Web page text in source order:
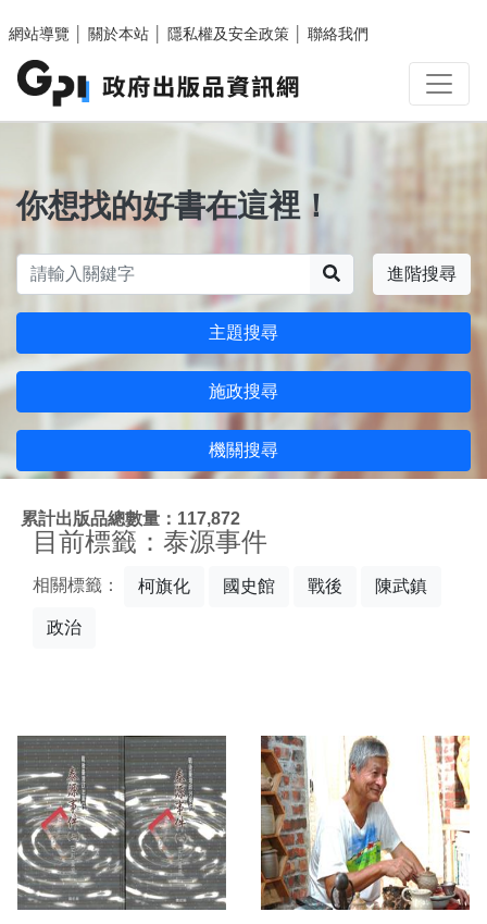
網站導覽
關於本站 隱私權及安全政策 聯絡我們
你想找的好書在這裡！
進階搜尋
主題搜尋
施政搜尋
機關搜尋
累計出版品總數量：117,872
目前標籤：泰源事件
相關標籤： 柯旗化 國史館 戰後 陳武鎮
政治